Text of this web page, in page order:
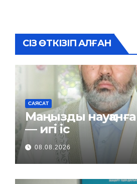
СІЗ ӨТКІЗІП АЛҒАН
САЯСАТ
Маңызды
— игі іс
08.08.2026